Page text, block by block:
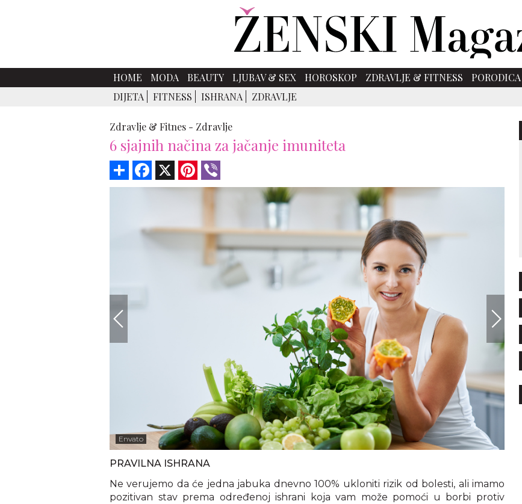
HOME MODA BEAUTY LJUBAV & SEX HOROSKOP ZDRAVLJE & FITNESS PORODICA
DIJETA
FITNESS ISHRANA ZDRAVLJE
Zdravlje & Fitnes - Zdravlje
6 sjajnih načina za jačanje imuniteta
Share Facebook Pinterest
Envato
PRAVILNA ISHRANA
Ne verujemo da će jedna jabuka dnevno 100% ukloniti rizik od bolesti, ali imamo
pozitivan stav prema određenoj ishrani koja vam može pomoći u borbi protiv